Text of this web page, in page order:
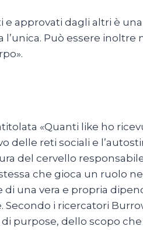
approvati dagli altri è
Può essere inoltre
«Quanti like ho
delle reti sociali e
del cervello
che gioca un ruolo
di una vera e propria
i ricercatori
purpose, dello scopo